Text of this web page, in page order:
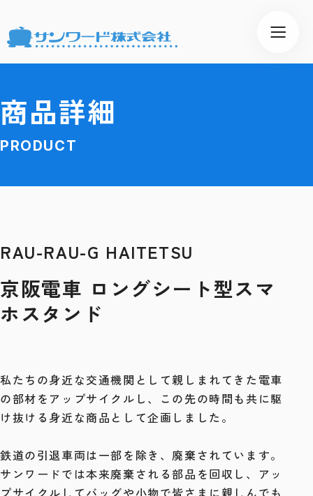
商品詳細
PRODUCT
RAU-RAU-G HAITETSU
京阪電車 ロングシート型スマ
ホスタンド
私たちの身近な交通機関として親しまれてきた電車
の部材をアップサイクルし、この先の時間も共に駆
け抜ける身近な商品として企画しました。
鉄道の引退車両は一部を除き、廃棄されています。
サンワードでは本来廃棄される部品を回収し、アッ
プサイクルしてバッグや小物で皆さまに親しんでも